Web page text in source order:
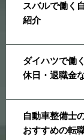
スバルで働く
紹介
ダイハツで働
休日・退職金
自動車整備士
おすすめの転